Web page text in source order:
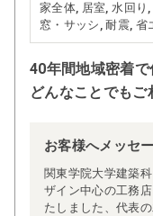
家全体, 居室, 水回り
窓・サッシ, 耐震, 省
40年間地域密着で
どんなことでもご
お客様へメッセ
関東学院大学建築
ザイン中心の工務
たしました、代表